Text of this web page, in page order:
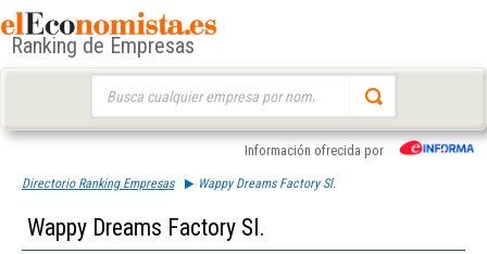
Ranking de Empresas
Información ofrecida por
Directorio Ranking Empresas Wappy Dreams Factory Sl.
Wappy Dreams Factory Sl.